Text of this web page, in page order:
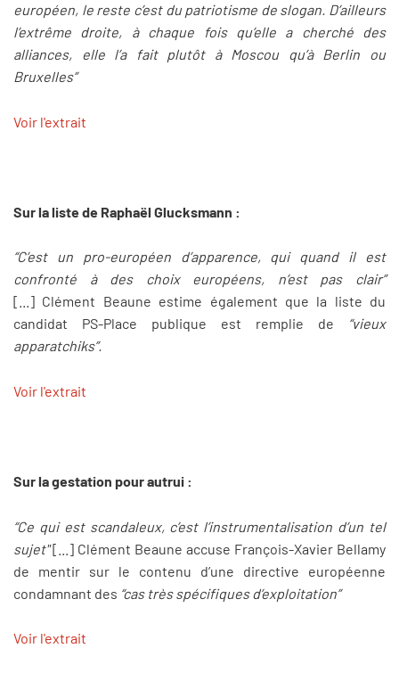
européen, le reste c’est du patriotisme de slogan. D’ailleurs
l’extrême droite, à chaque fois qu’elle a cherché des
alliances, elle l’a fait plutôt à Moscou qu’à Berlin ou
Bruxelles”
Voir l'extrait
Sur la liste de Raphaël Glucksmann :
“C’est un pro-européen d’apparence, qui quand il est
confronté à des choix européens, n’est pas clair”
[...] Clément Beaune estime également que la liste du
candidat PS-Place publique est remplie de
“vieux
apparatchiks”.
Voir l'extrait
Sur la gestation pour autrui :
“Ce qui est scandaleux, c’est l’instrumentalisation d’un tel
sujet"[...] Clément Beaune accuse François-Xavier Bellamy
de mentir sur le contenu d’une directive européenne
condamnant des “cas très spécifiques d’exploitation”
Voir l'extrait